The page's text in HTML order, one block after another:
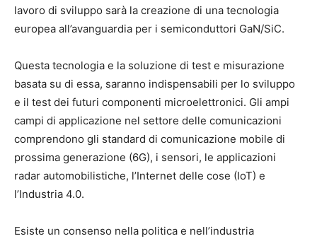
lavoro di sviluppo sarà la creazione di una tecnologia
europea all’avanguardia per i semiconduttori GaN/SiC.
Questa tecnologia e la soluzione di test e misurazione
basata su di essa, saranno indispensabili per lo sviluppo
e il test dei futuri componenti microelettronici. Gli ampi
campi di applicazione nel settore delle comunicazioni
comprendono gli standard di comunicazione mobile di
prossima generazione (6G), i sensori, le applicazioni
radar automobilistiche, l’Internet delle cose (IoT) e
l’Industria 4.0.
Esiste un consenso nella politica e nell’industria